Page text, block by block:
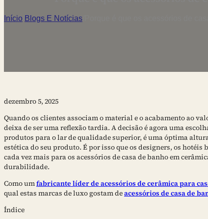
Início Blogs E Notícias
dezembro 5, 2025
Quando os clientes associam o material e o acabamento ao
deixa de ser uma reflexão tardia. A decisão é agora uma
produtos para o lar de qualidade superior, é uma óptima
estética do seu produto. É por isso que os designers, os
cada vez mais para os acessórios de casa de banho em
durabilidade.
Como umfabricante líder de acessórios de cerâmica para
qual estas marcas de luxo gostam deacessórios de casa de
Índice